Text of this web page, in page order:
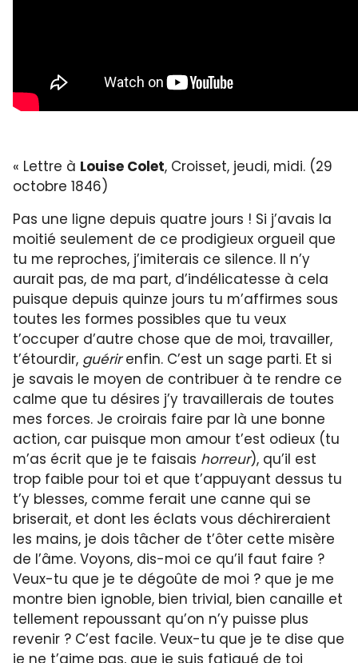
« Lettre à Louise Colet, Croisset, jeudi, midi. (29
octobre 1846)
Pas une ligne depuis quatre jours ! Si j’avais la
moitié seulement de ce prodigieux orgueil que
tu me reproches, j’imiterais ce silence. Il n’y
aurait pas, de ma part, d’indélicatesse à cela
puisque depuis quinze jours tu m’affirmes sous
toutes les formes possibles que tu veux
t’occuper d’autre chose que de moi, travailler,
t’étourdir, guérirenfin. C’est un sage parti. Et si
je savais le moyen de contribuer à te rendre ce
calme que tu désires j’y travaillerais de toutes
mes forces. Je croirais faire par là une bonne
action, car puisque mon amour t’est odieux (tu
m’as écrit que je te faisais horreur), qu’il est
trop faible pour toi et que t’appuyant dessus tu
t’y blesses, comme ferait une canne qui se
briserait, et dont les éclats vous déchireraient
les mains, je dois tâcher de t’ôter cette misère
de l’âme. Voyons, dis-moi ce qu’il faut faire ?
Veux-tu que je te dégoûte de moi ? que je me
montre bien ignoble, bien trivial, bien canaille et
tellement repoussant qu’on n’y puisse plus
revenir ? C’est facile. Veux-tu que je te dise que